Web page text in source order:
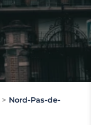
> Nord-Pas-de-